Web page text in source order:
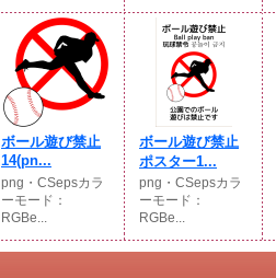
ボール遊び禁止
14(pn...
png・CSepsカラ
ーモード：
RGBe...
ボール遊び禁止
ポスター1...
png・CSepsカラ
ーモード：
RGBe...